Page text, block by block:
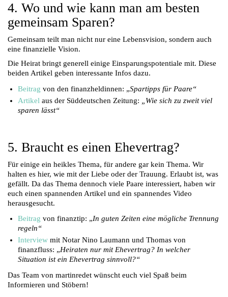
4. Wo und wie kann man am besten
gemeinsam Sparen?
Gemeinsam teilt man nicht nur eine Lebensvision, sondern auch
eine finanzielle Vision.
Die Heirat bringt generell einige Einsparungspotentiale mit. Diese
beiden Artikel geben interessante Infos dazu.
Beitrag von den finanzheldinnen: „Spartipps für Paare“
Artikel aus der Süddeutschen Zeitung:
„Wie sich zu zweit viel
sparen lässt“
5. Braucht es einen Ehevertrag?
Für einige ein heikles Thema, für andere gar kein Thema. Wir
halten es hier, wie mit der Liebe oder der Trauung. Erlaubt ist, was
gefällt. Da das Thema dennoch viele Paare interessiert, haben wir
euch einen spannenden Artikel und ein spannendes Video
herausgesucht.
Beitrag von finanztip: „In guten Zeiten eine mögliche Trennung
regeln“
Interview mit Notar Nino Laumann und Thomas von
finanzfluss: „Heiraten nur mit Ehevertrag? In welcher
Situation ist ein Ehevertrag sinnvoll?“
Das Team von martinredet wünscht euch viel Spaß beim
Informieren und Stöbern!